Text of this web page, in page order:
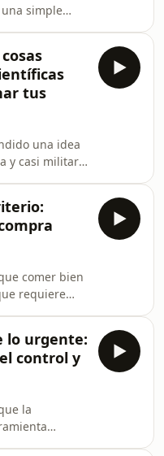
episodio de
en
simple
🎭&nbsp;Sin
rostros
un
la
cada persona.
tus
una idea
y casi militar
una falsa
que este
sino miedo
y
interior. 🧠En
comer bien
requiere
sobre
pero
hemos
con los
que nos
lo urgente:
control y
la